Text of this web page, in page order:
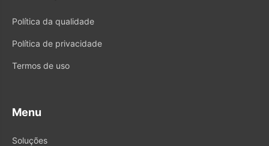
Política da qualidade
Política de privacidade
Termos de uso
Menu
Soluções